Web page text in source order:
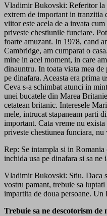
Vladimir Bukovski: Referitor la
extrem de important in tranzitia
viitor este acela de a invata
priveste chestiunile funciare.
foarte amuzant. In 1978, cand
Cambridge, am cumparat o
mine in acel moment, in care
dinauntru. In toata viata mea de
pe dinafara. Aceasta era prima
Ceva s-a schimbat atunci in
unei bucatele din Marea
cetatean britanic. Interesele
mele, intrucat stapaneam parti
important. Cata vreme nu
priveste chestiunea funciara,
Rep: Se intampla si in Romania
inchida usa pe dinafara si sa
Vladimir Bukovski: Stiu. Daca
vostru pamant, trebuie sa
impartita de doua persoane.
Trebuie sa ne descotorism de